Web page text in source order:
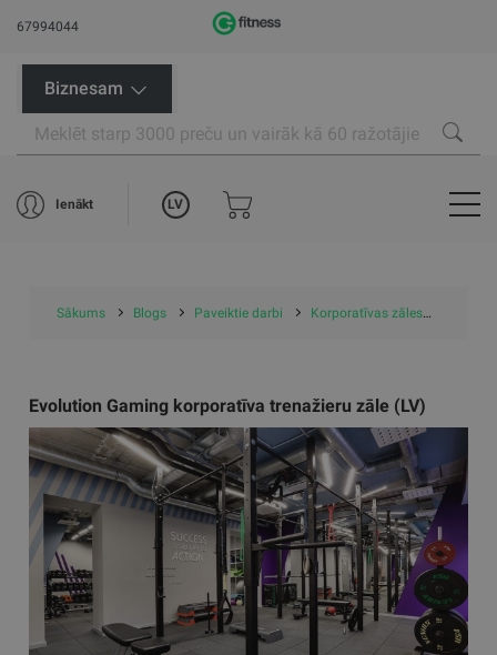
67994044
Biznesam
Ienākt LV
Sākums Blogs Paveiktie darbi Korporatīvas zāles
Evolution Gaming korporatīva trenažieru zāle (LV)